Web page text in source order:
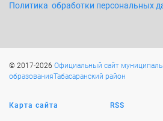
Политика обработки персональных
© 2017-2026 Официальный сайт
образованияТабасаранский район
Карта сайта RSS